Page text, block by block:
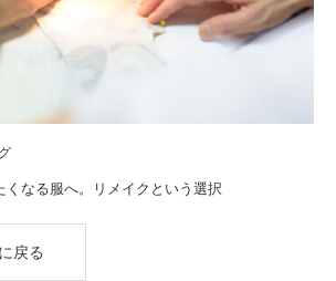
くなる服へ。リメイクという選択
戻る